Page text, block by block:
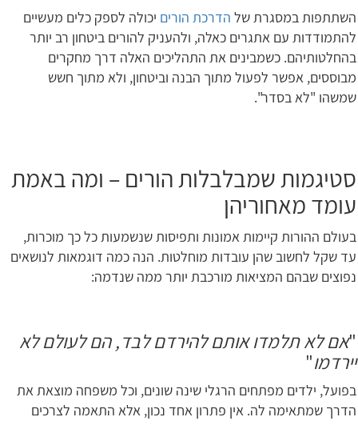
השתתפות במסגרת של הדרכת הורים יכולה לספק כלים מעשיים
להתמודדות עם אתגרים כאלה, ולהעניק להורים ביטחון רב יותר
בהחלטותיהם. כשמבינים את התהליכים האלה דרך מחקרים
מבוססים, אפשר לפעול מתוך הבנה וביטחון, ולא מתוך חשש
שמשהו "לא בסדר".
סטיגמות שמבלבלות הורים – ומה באמת
עומד מאחוריהן
בעולם ההורות קיימות אמונות ותפיסות שנשמעות כל כך מוכרות,
עד שקל לחשוב שהן עובדות מוחלטות. הנה כמה דוגמאות לנושאים
נפוצים שבהם המציאות מורכבת יותר ממה שנדמה:
"אם לא תלמדו אותם להירדם לבד, הם לעולם לא
יירדמו"
בפועל, ילדים מפתחים הרגלי שינה שונים, וכל משפחה מוצאת את
הדרך שמתאימה לה. אין פתרון אחד נכון, אלא התאמה לצרכים